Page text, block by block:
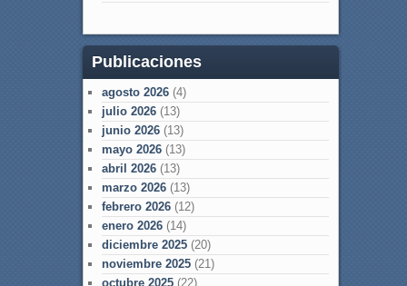
Publicaciones
agosto 2026(4)
julio 2026(13)
junio 2026(13)
mayo 2026(13)
abril 2026(13)
marzo 2026(13)
febrero 2026(12)
enero 2026(14)
diciembre 2025(20)
noviembre 2025(21)
octubre 2025(22)